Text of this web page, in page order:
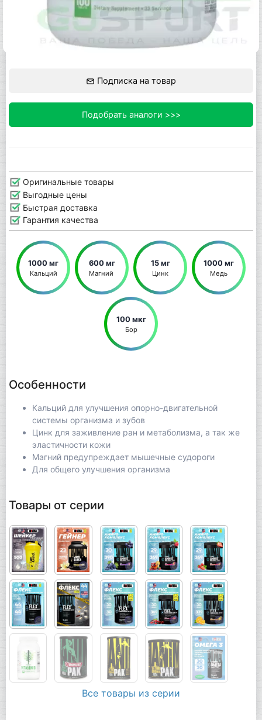
Подписка на товар
Подобрать аналоги >>>
Оригинальные товары
Выгодные цены
Быстрая доставка
Гарантия качества
1000 мг
Кальций
600 мг
Магний
15 мг
Цинк
1000 мг
Медь
100 мкг
Бор
Особенности
Кальций для улучшения опорно-двигательной
системы организма и зубов
Цинк для заживление ран и метаболизма, а так же
эластичности кожи
Магний предупреждает мышечные судороги
Для общего улучшения организма
Товары от серии
Все товары из серии